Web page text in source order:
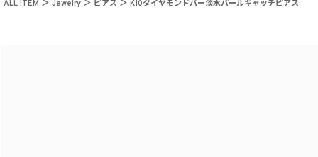
ALL ITEM
Jewelry ピアス K10ダイヤモンドバー淡水パールキャッチピアス